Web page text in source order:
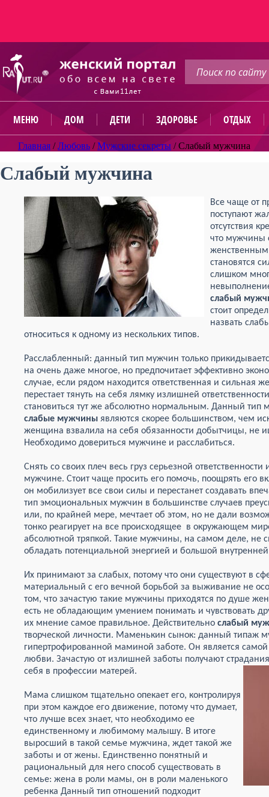
МЕНЮ ДОМ ДЕТИ ЗДОРОВЬЕ ОТДЫХ
Главная /Любовь /Мужские секреты /Слабый мужчина
Слабый мужчина
Все чаще от
поступают
отсутствия
что мужчины
становятся
слишком
слабый
стоит
назвать
относиться к одному из нескольких типов.
Расслабленный: данный тип мужчин только
на очень даже многое, но предпочитает эффективно
случае, если рядом находится ответственная и сильная
перестает тянуть на себя лямку излишней
становиться тут же абсолютно нормальным. Данный тип
слабые мужчины являются скорее большинством, чем
женщина взвалила на себя обязанности добытчицы, не
Необходимо довериться мужчине и расслабиться.
Снять со своих плеч весь груз серьезной
мужчине. Стоит чаще просить его помочь, поощрять его
он мобилизует все свои силы и перестанет создавать
тип эмоциональных мужчин в большинстве случаев
или, по крайней мере, мечтает об этом, но не дали
тонко реагирует на все происходящее в окружающем
абсолютной тряпкой. Такие мужчины, на самом деле, не
обладать потенциальной энергией и большой
Их принимают за слабых, потому что они существуют в
материальный с его вечной борьбой за выживание не
том, что зачастую такие мужчины приходятся по душе
есть не обладающим умением понимать и чувствовать
их мнение самое правильное. Действительно слабый
творческой личности. Маменькин сынок: данный типаж
гипертрофированной маминой заботе. Он является
любви. Зачастую от излишней заботы получают
себя в профессии матерей.
Мама слишком тщательно опекает его, контролируя
при этом каждое его движение, потому что думает,
что лучше всех знает, что необходимо ее
единственному и любимому малышу. В итоге
выросший в такой семье мужчина, ждет такой же
заботы и от жены. Единственно понятный и
рациональный для него способ существовать в
семье: жена в роли мамы, он в роли маленького
ребенка Данный тип отношений подходит